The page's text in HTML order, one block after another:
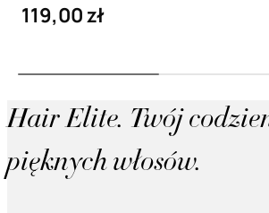
119,00 zł
Hair Elite. Twój
pięknych włosów.